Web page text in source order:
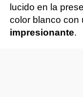
lucido en la
color blanco con
impresionante.